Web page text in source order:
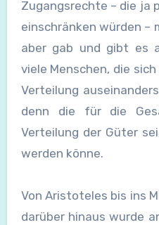
Zugangsrechte – die ja
einschränken würden
aber gab und gibt es
viele Menschen, die
Verteilung
denn die für die
Verteilung der Güter
werden könne.
Von Aristoteles bis ins
darüber hinaus wurde